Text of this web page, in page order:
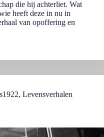
die hij achterliet. Wat
heeft deze in nu in
van opoffering en
, Levensverhalen